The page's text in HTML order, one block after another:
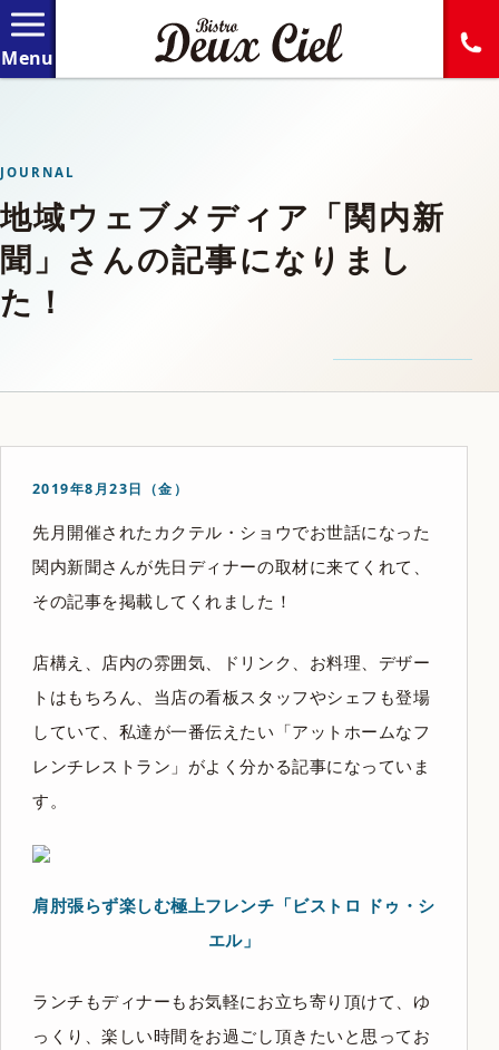
JOURNAL
地域ウェブメディア「関内新
聞」さんの記事になりまし
た！
2019年8月23日（金）
先月開催されたカクテル・ショウでお世話になった
関内新聞さんが先日ディナーの取材に来てくれて、
その記事を掲載してくれました！
店構え、店内の雰囲気、ドリンク、お料理、デザー
トはもちろん、当店の看板スタッフやシェフも登場
していて、私達が一番伝えたい 「アットホームなフ
レンチレストラン」 がよく分かる記事になっていま
す。
肩肘張らず楽しむ極上フレンチ「ビストロ ドゥ・シ
エル」
ランチもディナーもお気軽にお立ち寄り頂けて、ゆ
っくり、楽しい時間をお過ごし頂きたいと思ってお